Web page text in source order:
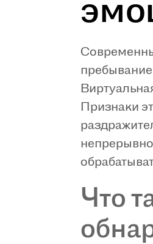
Признаки
Что